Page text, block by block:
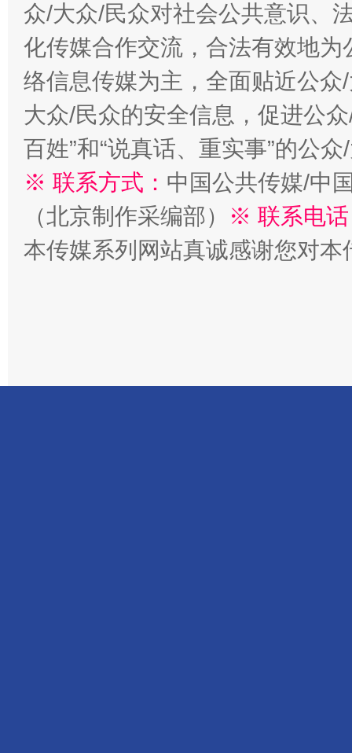
全民健身五年计划来了！等你上场
阿坝州三大球赛在茂县开幕 规模
众/大众/民众对社会公共意识、
化传媒合作交流，合法有效地
络信息传媒为主，全面贴近公
大众/民众的安全信息，促进公
百姓”和“说真话、重实事”的公
※ 联系方式： 中国公共传媒/中
（北京制作采编部）
※ 联系电
本传媒系列网站真诚感谢您对